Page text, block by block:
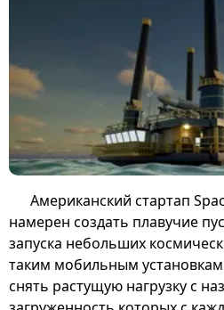
Американский стартап
намерен создать плавучие
запуска небольших
таким мобильным
снять растущую нагрузку с